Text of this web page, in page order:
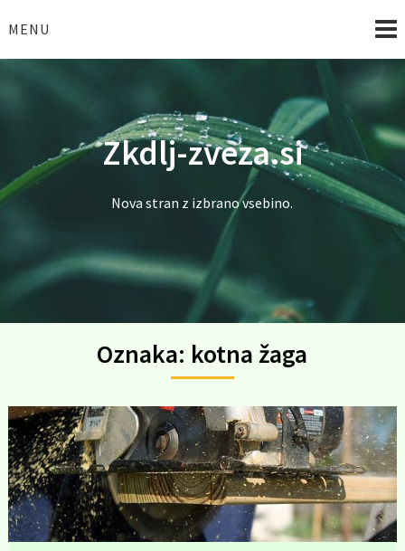
toMENU
Zkdlj-zveza.si
Nova stran z izbrano vsebino.
Oznaka: kotna žaga